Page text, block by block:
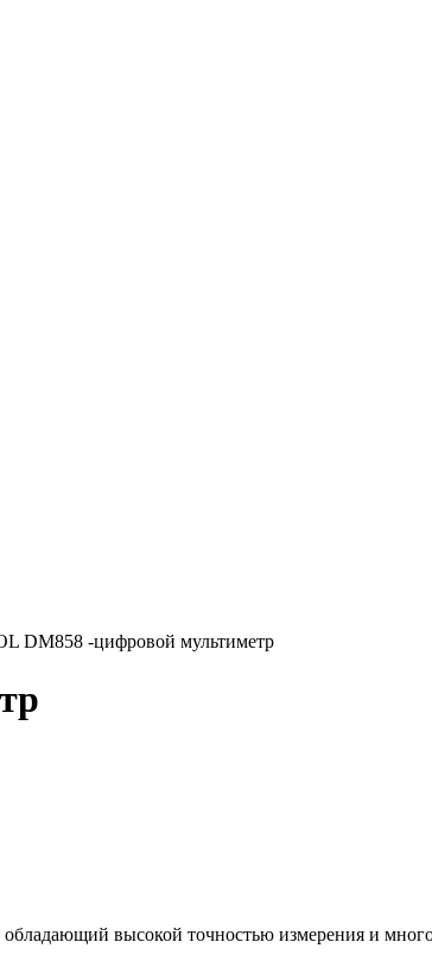
DM858 -цифровой мультиметр
высокой точностью измерения и